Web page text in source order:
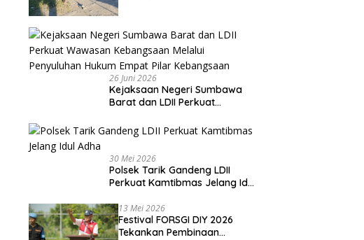
26 Juni 2026
Kejaksaan Negeri Sumbawa
Barat dan LDII Perkuat
Penyuluhan Hukum Empat Pilar
Kebangsaan
30 Mei 2026
Polsek Tarik Gandeng LDII
Perkuat Kamtibmas Jelang Idul
13 Mei 2026
Festival FORSGI DIY 2026
Tekankan Pembinaan